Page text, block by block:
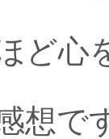
ど
想で